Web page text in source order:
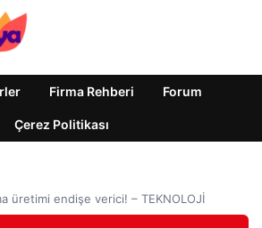
Firma Rehberi Forum
Çerez Politikası
üretimi endişe verici! – TEKNOLOJİ